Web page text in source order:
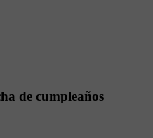
de cumpleaños